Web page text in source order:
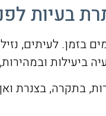
בעיות
בזמן. לעיתים,
ביעילות
בתקרה, בצנרת